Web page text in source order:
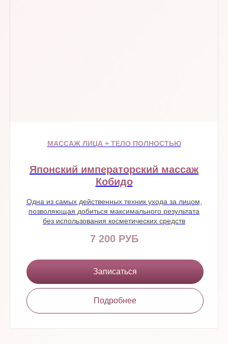
МАССАЖ ЛИЦА + ТЕЛО ПОЛНОСТЬЮ
Японский императорский массаж
Кобидо
Одна из самых действенных техник ухода за лицом,
позволяющая добиться максимального результата
без использования косметических средств
7 200 РУБ
Записаться
Подробнее